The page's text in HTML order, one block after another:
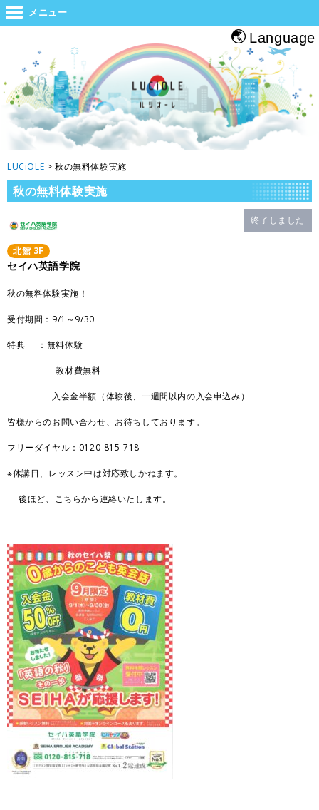
世界と大阪をつなぐジャンクション。旅をする人・帰る人・地元の人がホッと
メニュー
Language
LUCiOLE >秋の無料体験実施
秋の無料体験実施
終了しました
北館 3F
セイハ英語学院
秋の無料体験実施！
受付期間：9/1～9/30
特典 ：無料体験
教材費無料
入会金半額（体験後、一週間以内の入会申込み）
皆様からのお問い合わせ、お待ちしております。
フリーダイヤル：0120-815-718
※休講日、レッスン中は対応致しかねます。
後ほど、こちらから連絡いたします。